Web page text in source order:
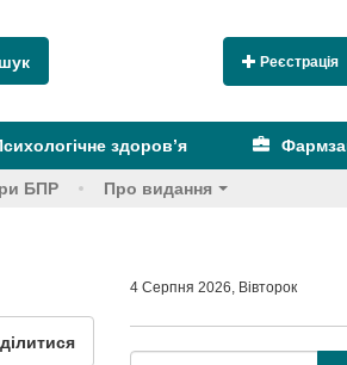
Реєстрація
здоров’я
БПР Про видання
4 Серпня 2026, Вівторок